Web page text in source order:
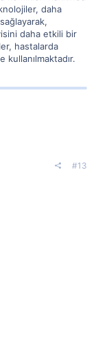
daha
daha etkili bir
hastalarda
#13